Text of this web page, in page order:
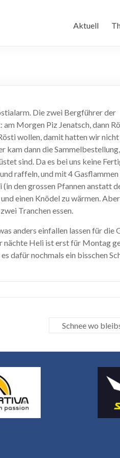
Aktuell
Die zwei Bergführer der
Morgen Piz Jenatsch, dann
wollen, damit hatten wir
kam dann die
sind. Da es bei uns keine
raffeln, und mit 4 Gasflammen
den grossen Pfannen anstatt
einen Knödel zu wärmen.
Tranchen essen.
anders einfallen lassen für die
nächte Heli ist erst für Montag
dafür nochmals ein bisschen
Schnee wo